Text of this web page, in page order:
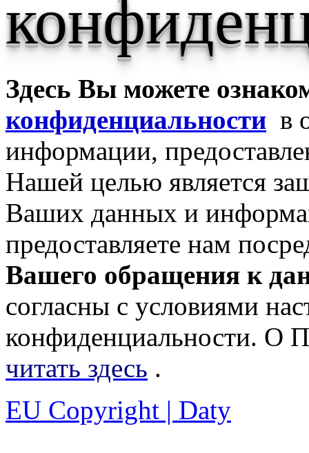
Здесь Вы можете
конфиденциальности в
информации,
Нашей целью является
Ваших данных и
предоставляете нам
Вашего обращения к
согласны с условиями
конфиденциальности. О
читать здесь .
EU Copyright | Daty